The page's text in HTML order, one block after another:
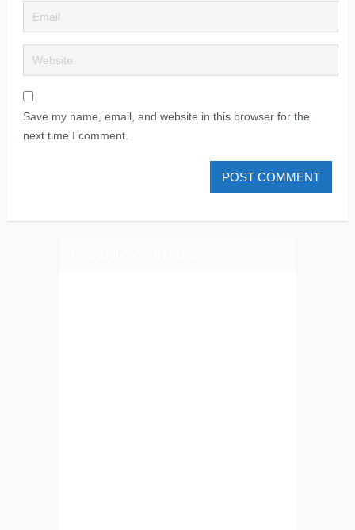
Save my name, email, and website in this browser for the
next time I comment.